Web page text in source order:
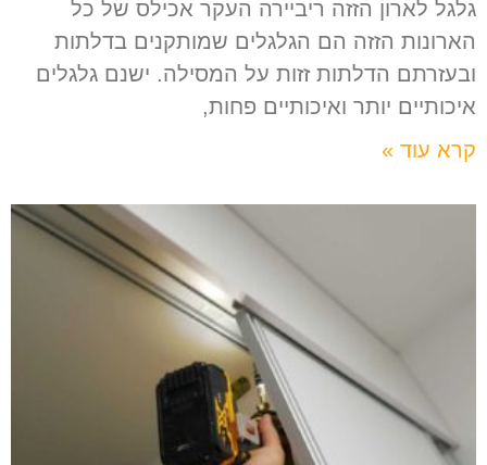
גלגל לארון הזזה ריביירה העקר אכילס של כל
הארונות הזזה הם הגלגלים שמותקנים בדלתות
ובעזרתם הדלתות זזות על המסילה. ישנם גלגלים
איכותיים יותר ואיכותיים פחות,
קרא עוד »